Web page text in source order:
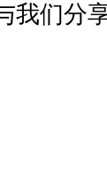
我们分